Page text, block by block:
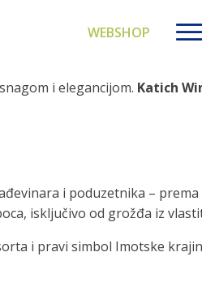
WEBSHOP
Products
i elegancijom. Katich
i poduzetnika –
isključivo od grožđa iz
i pravi simbol Imotske
Akcijski paketi
Proizvodi na akciji